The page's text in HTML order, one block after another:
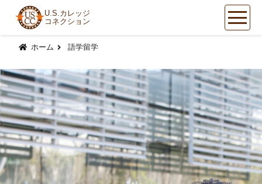
ン
ツ
へ
ス
キ
ッ
プ
U.S.カレッジ
コネクション
ホーム 語学留学